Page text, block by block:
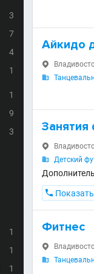
3
7
4
1
1
9
3
1
1
1
Айкидо


Занятия

 Детский

Фитнес

